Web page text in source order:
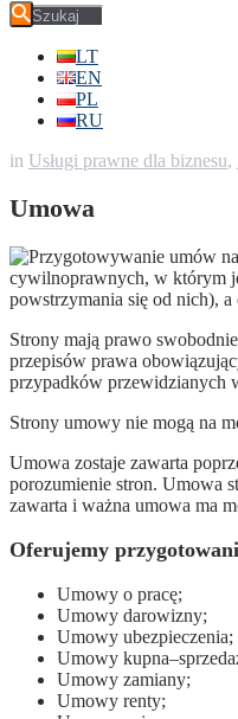
LT
EN
PL
RU
in Usługi prawne dla biznesu,
Umowa
cywilnoprawnych, w którym
powstrzymania się od nich), a
Strony mają prawo
przepisów prawa
przypadków przewidzianych
Strony umowy nie mogą na
Umowa zostaje zawarta
porozumienie stron. Umowa
zawarta i ważna umowa ma
Oferujemy
Umowy o pracę;
Umowy darowizny;
Umowy ubezpieczenia;
Umowy
Umowy zamiany;
Umowy renty;